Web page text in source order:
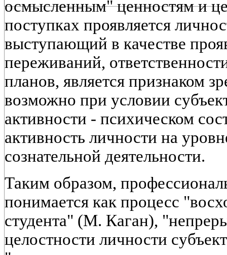
осмысленным" ценностям и
поступках проявляется
выступающий в качестве
переживаний,
планов, является признаком
возможно при условии
активности - психическом
активность личности на
сознательной деятельности.
Таким образом,
понимается как процесс
студента" (М. Каган),
целостности личности